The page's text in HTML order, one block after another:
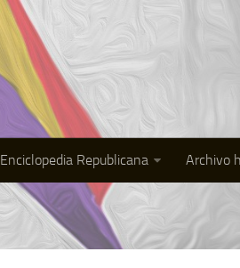
Enciclopedia Republicana Archivo